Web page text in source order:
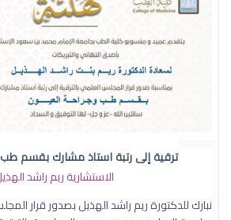
ترقية إلى رتبة استاذ مشارك بقسم
الاستشارية ريم راشد
نبارك للدكتورة ريم راشد الهذيل بصدور قرار